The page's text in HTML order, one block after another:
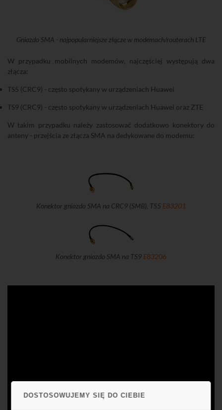
DOSTOSOWUJEMY SIĘ DO CIEBIE
Gniazdo SMA - najpopularniejsze złącze w modemach/routerach LTE
W przypadku mobilnych modemów, najczęściej występują dwa
złącza:
TS5 (CRC9) - często spotykany w urządzeniach Huawei
TS9 (CRC9) - często spotykany w urządzeniach Huawei oraz ZTE
W takim przypadku należy zastosować dodatkowo konektory do
anteny - przejścia ze złącza SMA na dedykowane do modemu:
Konektor gniazdo SMA na CRC9 (SMB), TS5 E83201
Konektor gniazdo SMA na TS9 E83206